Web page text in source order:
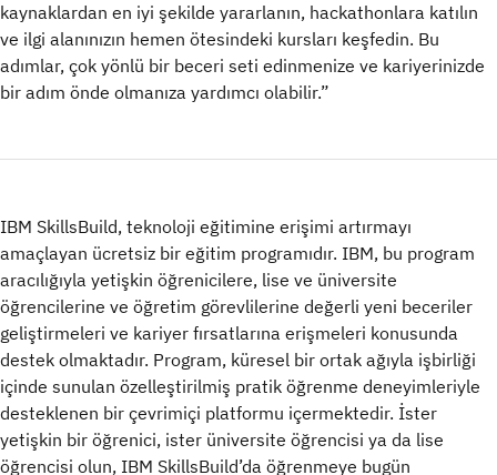
kaynaklardan en iyi şekilde yararlanın, hackathonlara katılın
ve ilgi alanınızın hemen ötesindeki kursları keşfedin. Bu
adımlar, çok yönlü bir beceri seti edinmenize ve kariyerinizde
bir adım önde olmanıza yardımcı olabilir.”
IBM SkillsBuild, teknoloji eğitimine erişimi artırmayı
amaçlayan ücretsiz bir eğitim programıdır. IBM, bu program
aracılığıyla yetişkin öğrenicilere, lise ve üniversite
öğrencilerine ve öğretim görevlilerine değerli yeni beceriler
geliştirmeleri ve kariyer fırsatlarına erişmeleri konusunda
destek olmaktadır. Program, küresel bir ortak ağıyla işbirliği
içinde sunulan özelleştirilmiş pratik öğrenme deneyimleriyle
desteklenen bir çevrimiçi platformu içermektedir. İster
yetişkin bir öğrenici, ister üniversite öğrencisi ya da lise
öğrencisi olun, IBM SkillsBuild’da öğrenmeye bugün